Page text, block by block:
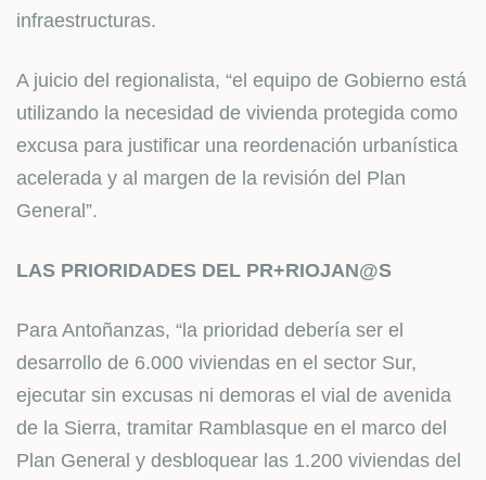
infraestructuras.
A juicio del regionalista, “el equipo de Gobierno está
utilizando la necesidad de vivienda protegida como
excusa para justificar una reordenación urbanística
acelerada y al margen de la revisión del Plan
General”.
LAS PRIORIDADES DEL PR+RIOJAN@S
Para Antoñanzas, “la prioridad debería ser el
desarrollo de 6.000 viviendas en el sector Sur,
ejecutar sin excusas ni demoras el vial de avenida
de la Sierra, tramitar Ramblasque en el marco del
Plan General y desbloquear las 1.200 viviendas del